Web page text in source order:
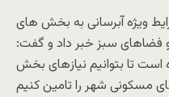
ویژه آبرسانی به بخش های
فضاهای سبز خبر داد و گفت:
تا بتوانیم نیازهای بخش